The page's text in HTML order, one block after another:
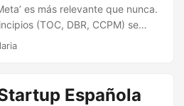
es más relevante que nunca.
(TOC, DBR, CCPM) se
modernas y por qué
Española